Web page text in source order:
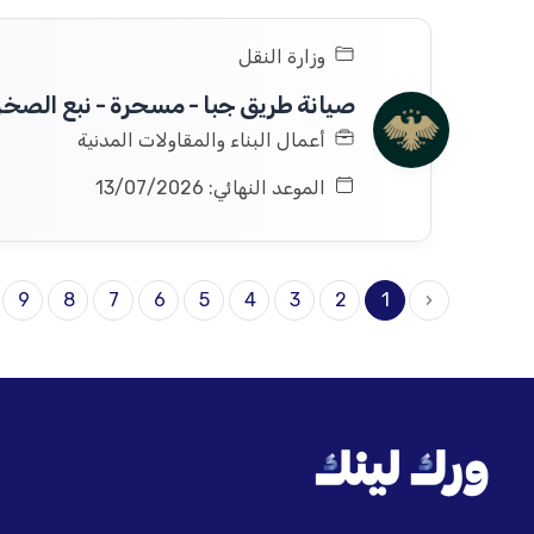
وزارة النقل
صيانة طريق جبا - مسحرة - نبع
أعمال البناء والمقاولات المدنية
الموعد النهائي: 13/07/2026
‹
1
2
3
4
5
6
7
8
9